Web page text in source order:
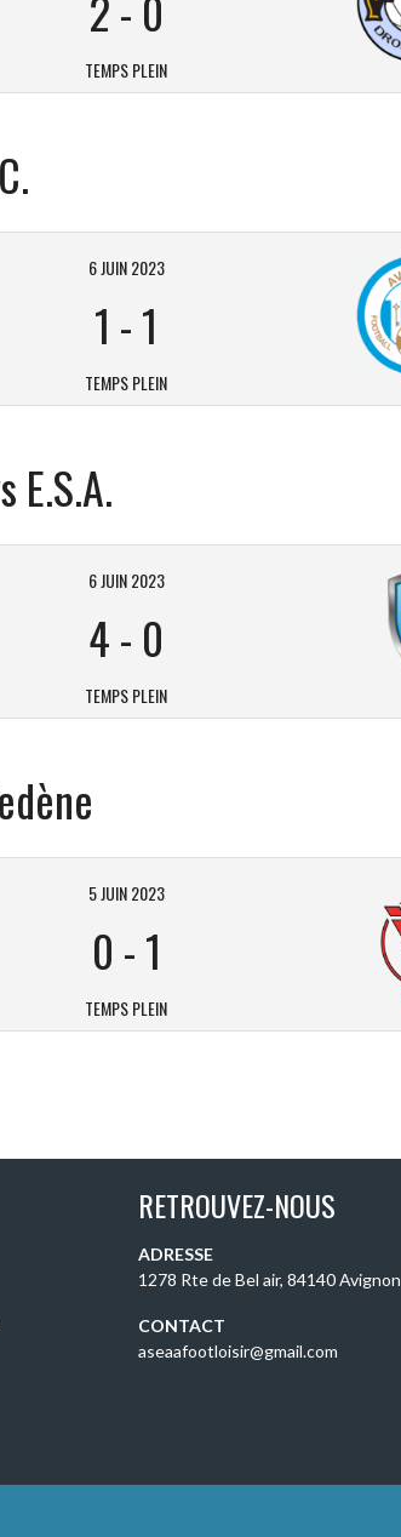
TEMPS PLEIN
6 JUIN 2023
1 -1
TEMPS PLEIN
E.S.A.
6 JUIN 2023
4- 0
TEMPS PLEIN
5 JUIN 2023
0 -1
TEMPS PLEIN
RETROUVEZ-NOUS
ADRESSE
1278 Rte de Bel air, 84140 Avignon
CONTACT
aseaafootloisir@gmail.com